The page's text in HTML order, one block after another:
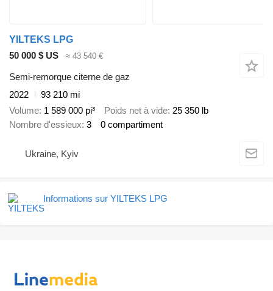
YILTEKS LPG
50 000 $ US
≈ 43 540 €
Semi-remorque citerne de gaz
2022
93 210 mi
Volume 1 589 000 pi³ Poids net à vide 25 350 lb
Nombre d'essieux 3 0 compartiment
Ukraine, Kyiv
Informations sur YILTEKS LPG